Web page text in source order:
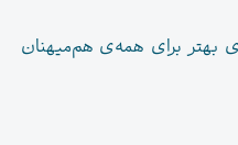
بهتر برای همه‌ی هم‌میهنان